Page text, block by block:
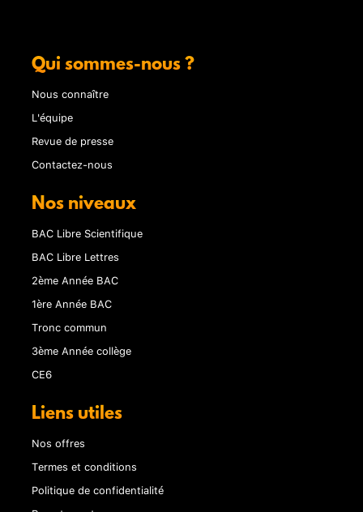
Qui sommes-nous ?
Nous connaître
L'équipe
Revue de presse
Contactez-nous
Nos niveaux
BAC Libre Scientifique
BAC Libre Lettres
2ème Année BAC
1ère Année BAC
Tronc commun
3ème Année collège
CE6
Liens utiles
Nos offres
Termes et conditions
Politique de confidentialité